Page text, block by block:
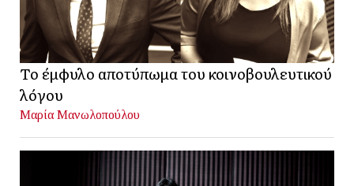
Το έμφυλο αποτύπωμα του κοινοβουλευτικού
λόγου
Μαρία Μανωλοπούλου